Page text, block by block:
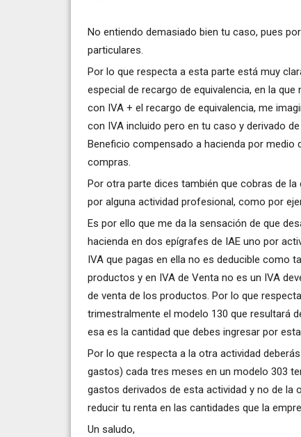
No entiendo demasiado bien tu caso, pues
particulares.
Por lo que respecta a esta parte está muy
especial de recargo de equivalencia, en la
con IVA + el recargo de equivalencia, me
con IVA incluido pero en tu caso y derivado
Beneficio compensado a hacienda por medio
compras.
Por otra parte dices también que cobras de
por alguna actividad profesional, como por
Es por ello que me da la sensación de que
hacienda en dos epígrafes de IAE uno por
IVA que pagas en ella no es deducible como
productos y en IVA de Venta no es un IVA
de venta de los productos. Por lo que
trimestralmente el modelo 130 que resultará
esa es la cantidad que debes ingresar por
Por lo que respecta a la otra actividad
gastos) cada tres meses en un modelo 303
gastos derivados de esta actividad y no de la
reducir tu renta en las cantidades que la
Un saludo,